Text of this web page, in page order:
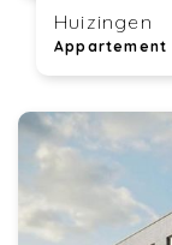
Huizingen
Appartement